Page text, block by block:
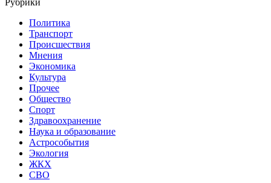
Политика
Транспорт
Происшествия
Мнения
Экономика
Культура
Прочее
Общество
Спорт
Здравоохранение
Наука и образование
Астрособытия
Экология
ЖКХ
СВО